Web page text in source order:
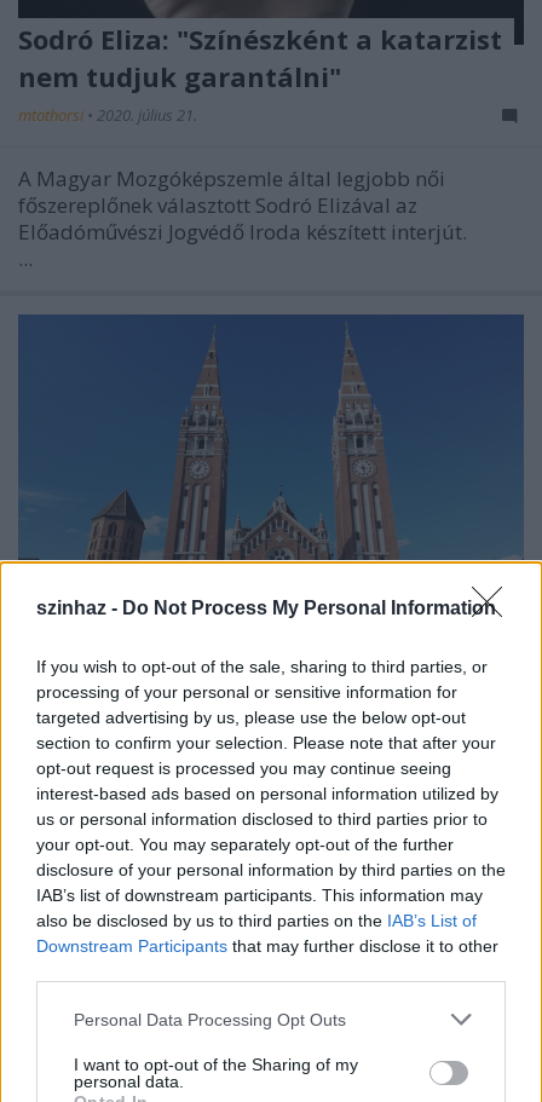
szinhaz - Do Not Process My Personal Information
If you wish to opt-out of the sale, sharing to third parties, or
processing of your personal or sensitive information for
targeted advertising by us, please use the below opt-out
section to confirm your selection. Please note that after your
opt-out request is processed you may continue seeing
interest-based ads based on personal information utilized by
us or personal information disclosed to third parties prior to
your opt-out. You may separately opt-out of the further
disclosure of your personal information by third parties on the
IAB’s list of downstream participants. This information may
also be disclosed by us to third parties on the IAB’s List of
Downstream Participants that may further disclose it to other
Please note that this website/app uses one or more Google
not limited to your visit or usage behaviour. You may click to
grant or deny consent to Google and its third-party tags to
Personal Data Processing Opt Outs
I want to opt-out of the Sharing of my
personal data.
Sodró Eliza: "Színészként a katarzist
nem tudjuk garantálni"
mtothorsi • 2020. július 21.
A Magyar Mozgóképszemle által legjobb női
főszereplőnek választott Sodró Elizával az
Előadóművészi Jogvédő Iroda készített interjút.
...
Épül a Dóm téri szabadtéri színpad
mtothorsi•2020. július 16.
Megkezdődött a Szegedi Szabadtéri Játékok Dóm
téri játszóhelyének építése. A fesztivál ikonikus
helyszínének számító téren elsőként ...